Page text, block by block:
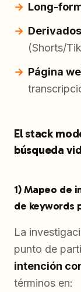
Long-
(Shorts/
Página
El stack
búsqueda
1) Mapeo de
de keywords
La
punto de
intención
términos en: